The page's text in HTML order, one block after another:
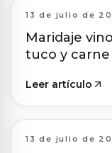
13 de julio de
Maridaje
tuco y carne
Leer artículo
13 de julio de